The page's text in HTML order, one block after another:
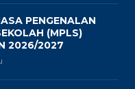
PENGENALAN
(MPLS)
2026/2027